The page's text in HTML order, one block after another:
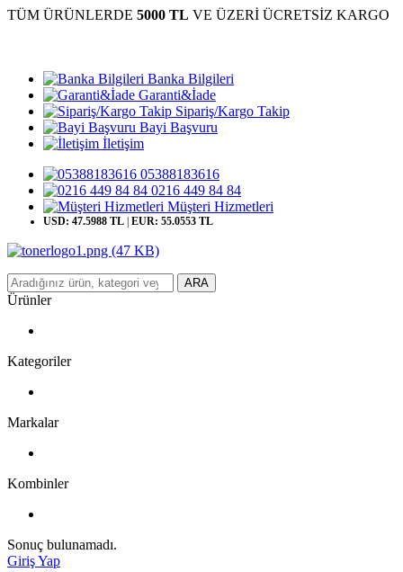
TÜM ÜRÜNLERDE 5000 TL VE ÜZERİ ÜCRETSİZ KARGO
Banka Bilgileri
Garanti&İade
Sipariş/Kargo Takip
Bayi Başvuru
İletişim
05388183616
0216 449 84 84
Müşteri Hizmetleri
USD: 47.5988 TL EUR: 55.0553 TL
ARA
Ürünler
Kategoriler
Markalar
Kombinler
Sonuç bulunamadı.
Giriş Yap